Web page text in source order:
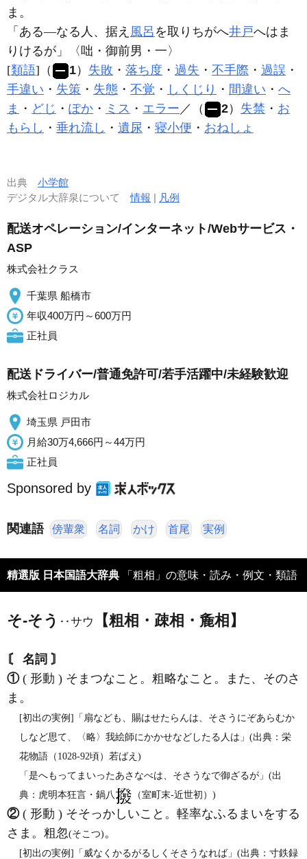
ま。
「ある―なる人、据え 風呂 を取りちがへ井戸へはま
りけるが」〈咄・御前男・一〉
[類語]（ 1） 失敗 ・ 落ち度 ・ 過失 ・ 不手際 ・ 過誤 ・
手違い ・ 失策 ・ 失態 ・ 不覚 ・ しくじり ・ 間違い ・ へ
ま ・ どじ ・ ぽか ・ ミス ・ エラー ／（ 2） 失禁 ・ お
もらし ・ 垂れ流し ・ 遺尿 ・ 寝小便 ・ おねしょ
出典 小学館
デジタル大辞泉について情報 | 凡例
配送オペレーション/インターネット/Webサービス・
ASP
株式会社クラス
千葉県 船橋市
年収400万円～600万円
正社員
配送ドライバー/普通免許可/若手活躍中/未経験歓迎
株式会社ロジカル
埼玉県 戸田市
月給30万4,666円～44万円
正社員
Sponsored by
関連語 傍輩衆 名詞 かけ 首尾 実例
精選版 日本国語大辞典 「粗相」の意味・読み・例文・類語
そ‐そう ‥サウ 【粗相・疎相・麁相】
〘 名詞 〙
①( 形動 ) そまつなこと。粗略なこと。また、そのさ
ま。
[初出の実例]「扇なども、賜はせたらんは、そさうにぞあらむか
しなど思て、〈略〉我絵師にかかせなどしたる人は」(出典：栄
花物語（1028‐92頃）若ばえ)
「是へもってまいったあさなべは、そさうなで御ざるが」(出
典：虎明本狂言・鍋八
（室町末‐近世初）)
②( 形動 ) そそっかしいこと。軽率なふるまいをする
さま。粗忽(そこつ)。
[初出の実例]「威なくかるがるしくそさうなれば」(出典：寸鉄録